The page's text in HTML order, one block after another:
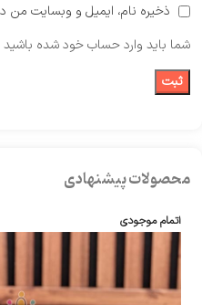
ذخیره نام، ایمیل و وبسایت من
شما باید وارد حساب خود شده باشید
محصولات پیشنهادی
اتمام موجودی